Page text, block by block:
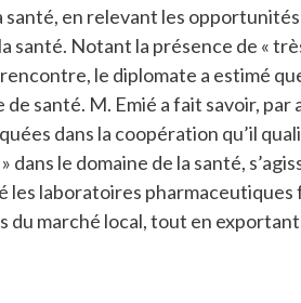
santé, en relevant les
santé. Notant la présence de «
le diplomate a estimé
santé. M. Emié a fait savoir, par
dans la coopération qu’il
le domaine de la santé,
les laboratoires pharmaceutiques
marché local, tout en